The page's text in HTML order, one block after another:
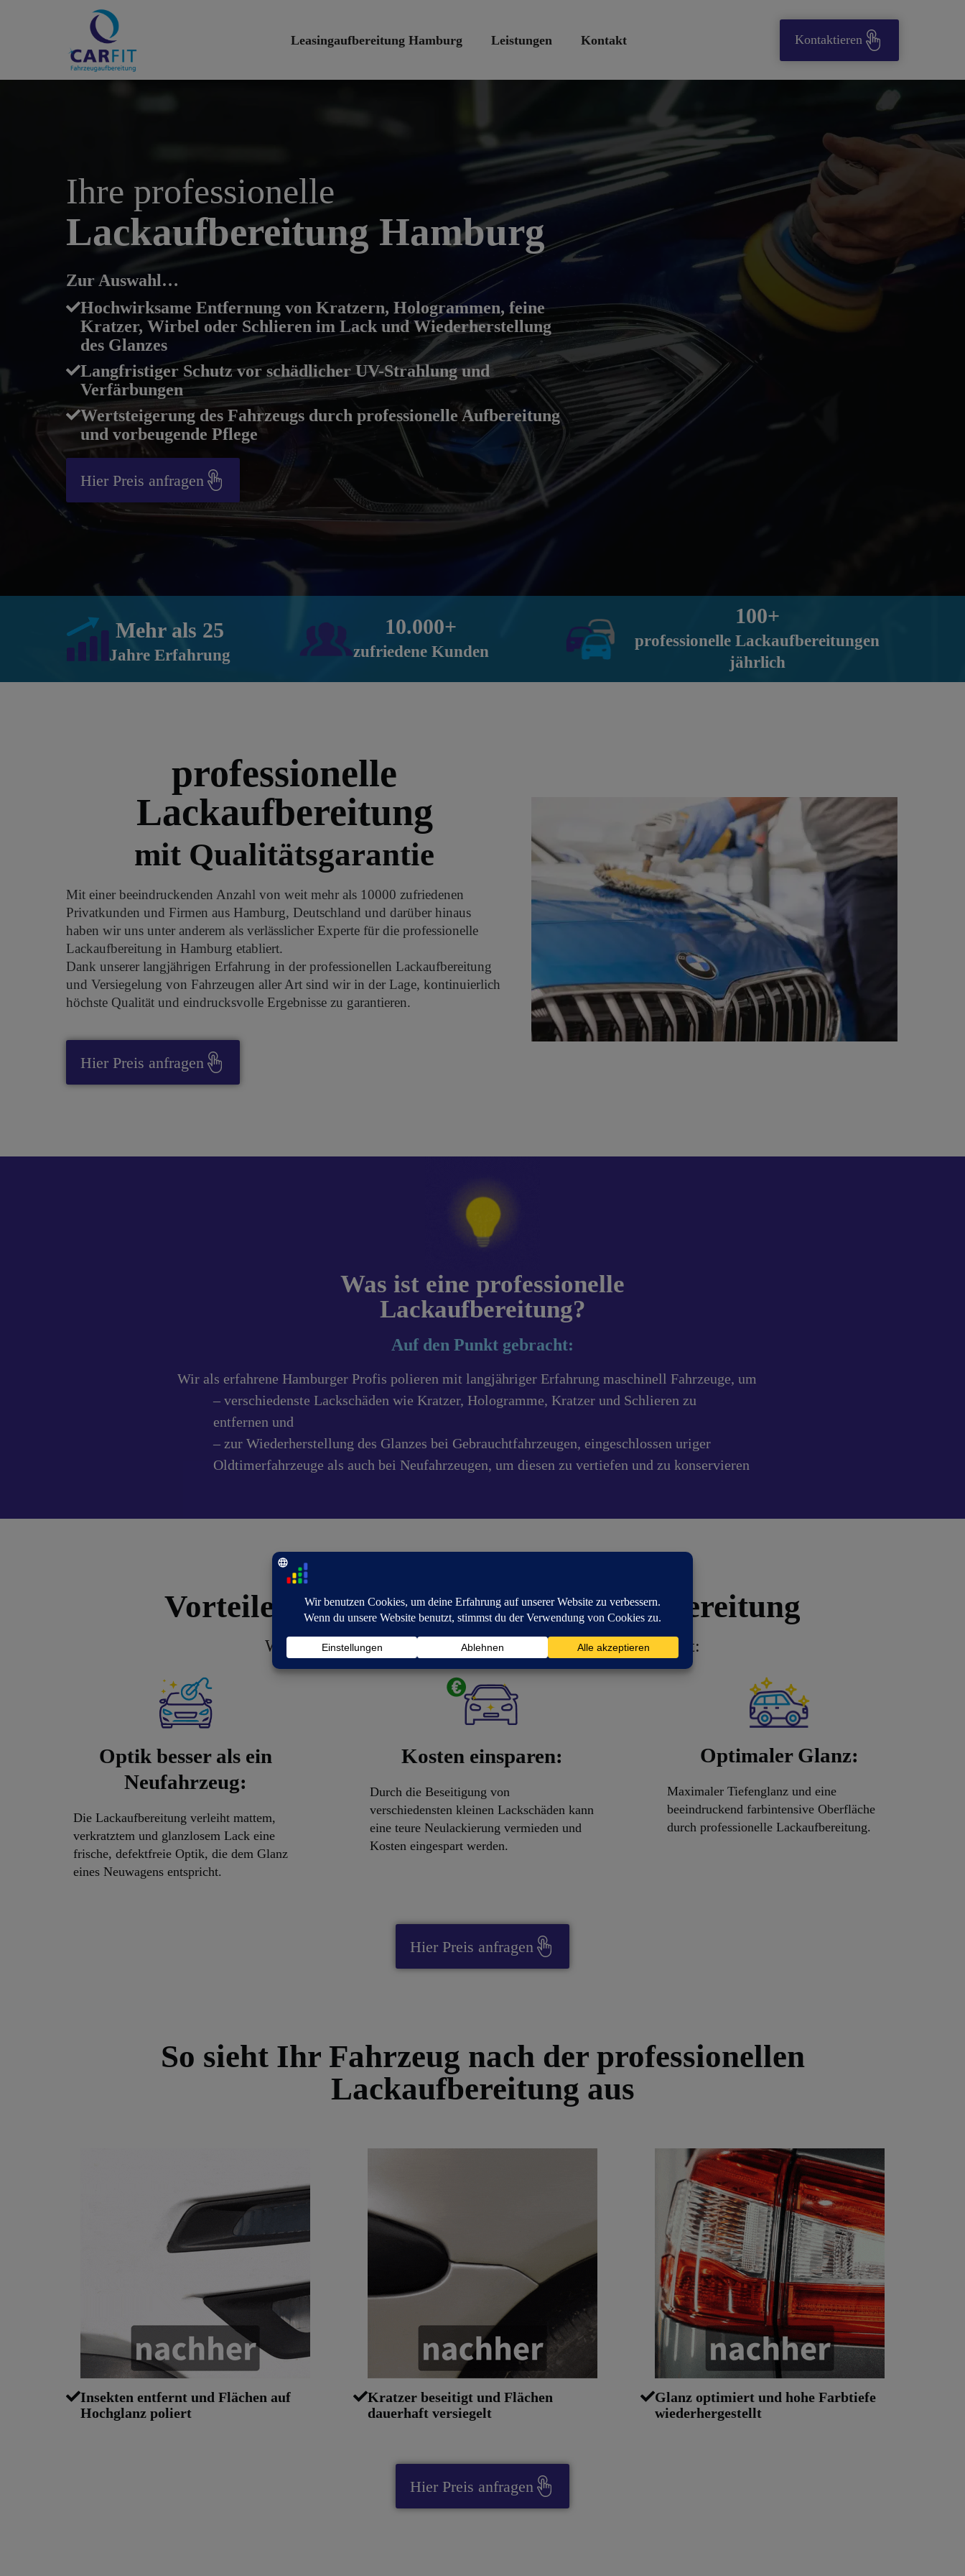
Leasingaufbereitung Hamburg Leistungen Kontakt Kontaktieren
Ihre professionelle
Lackaufbereitung Hamburg
Zur Auswahl…
Hochwirksame Entfernung von Kratzern, Hologrammen, feine
Kratzer, Wirbel oder Schlieren im Lack und Wiederherstellung
des Glanzes
Langfristiger Schutz vor schädlicher UV-Strahlung und
Verfärbungen
Wertsteigerung des Fahrzeugs durch professionelle Aufbereitung
und vorbeugende Pflege
Hier Preis anfragen
Mehr als 25
Jahre Erfahrung
10.000+
zufriedene Kunden
100+
professionelle Lackaufbereitungen
jährlich
professionelle
Lackaufbereitung
mit Qualitätsgarantie
Mit einer beeindruckenden Anzahl von weit mehr als 10000 zufriedenen
Privatkunden und Firmen aus Hamburg, Deutschland und darüber hinaus
haben wir uns unter anderem als verlässlicher Experte für die professionelle
Lackaufbereitung in Hamburg etabliert.
Dank unserer langjährigen Erfahrung in der professionellen Lackaufbereitung
und Versiegelung von Fahrzeugen aller Art sind wir in der Lage, kontinuierlich
höchste Qualität und eindrucksvolle Ergebnisse zu garantieren.
Hier Preis anfragen
Was ist eine professionelle
Lackaufbereitung?
Auf den Punkt gebracht:
Wir als erfahrene Hamburger Profis polieren mit langjähriger Erfahrung maschinell Fahrzeuge, um
– verschiedenste Lackschäden wie Kratzer, Hologramme, Kratzer und Schlieren zu
entfernen und
– zur Wiederherstellung des Glanzes bei Gebrauchtfahrzeugen, eingeschlossen uriger
Oldtimerfahrzeuge als auch bei Neufahrzeugen, um diesen zu vertiefen und zu konservieren
Vorteile der professionellen Lackaufbereitung
Warum sich die professionelle Lackaufbereitung für Sie lohnt:
Optik besser als ein
Neufahrzeug:
Die Lackaufbereitung verleiht mattem,
verkratztem und glanzlosem Lack eine
frische, defektfreie Optik, die dem Glanz
eines Neuwagens entspricht.
Kosten einsparen:
Durch die Beseitigung von
verschiedensten kleinen Lackschäden kann
eine teure Neulackierung vermieden und
Kosten eingespart werden.
Optimaler Glanz:
Maximaler Tiefenglanz und eine
beeindruckend farbintensive Oberfläche
durch professionelle Lackaufbereitung.
Hier Preis anfragen
So sieht Ihr Fahrzeug nach der professionellen
Lackaufbereitung aus
Insekten entfernt und Flächen auf
Hochglanz poliert
Kratzer beseitigt und Flächen
dauerhaft versiegelt
Glanz optimiert und hohe Farbtiefe
wiederhergestellt
Hier Preis anfragen